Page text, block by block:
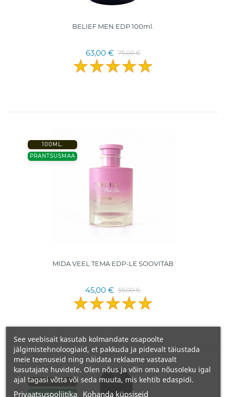
BELIEF MEN EDP 100ml.
63,00 € 75,00 €
100ML.
PRANTSUSMAA
MIDA VEEL TEMA EDP-LE SOOVITAB
45,00 € 55,00 €
100ML.
PRANTSUSMAA
See veebisait kasutab kolmandate osapoolte
jälgimistehnoloogiaid, et pakkuda ja pidevalt täiustada
meie teenuseid ning näidata reklaame vastavalt
kasutajate huvidele. Olen nõus ja võin oma nõusoleku igal
ajal tagasi võtta või seda muuta, mis kehtib edaspidi.
Privaatsuspoliitika Kohanda küpsiseid